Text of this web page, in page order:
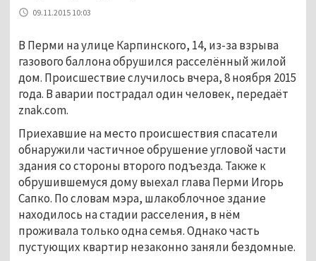
09.11.2015 10:03
В Перми на улице Карпинского, 14, из-за взрыва
газового баллона обрушился расселённый жилой
дом. Происшествие случилось вчера, 8 ноября 2015
года. В аварии пострадал один человек, передаёт
znak.com.
Приехавшие на место происшествия спасатели
обнаружили частичное обрушение угловой части
здания со стороны второго подъезда. Также к
обрушившемуся дому выехал глава Перми Игорь
Сапко. По словам мэра, шлакоблочное здание
находилось на стадии расселения, в нём
проживала только одна семья. Однако часть
пустующих квартир незаконно заняли бездомные.